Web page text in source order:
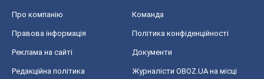
Про компанію Команда
Правова інформація Політика конфіденційності
Реклама на сайті Документи
Редакційна політика
Журналісти OBOZ.UA на місці